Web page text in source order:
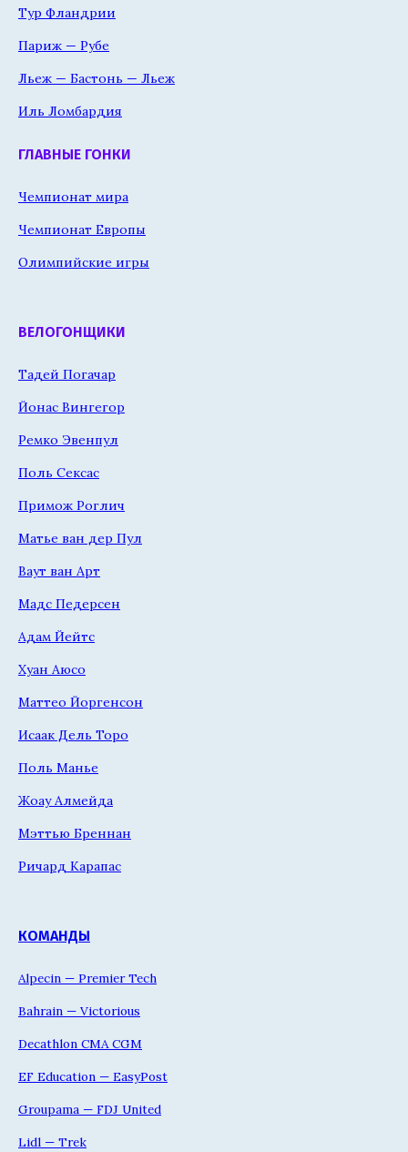
Тур Фландрии
Париж — Рубе
Льеж — Бастонь — Льеж
Иль Ломбардия
ГЛАВНЫЕ ГОНКИ
Чемпионат мира
Чемпионат Европы
Олимпийские игры
ВЕЛОГОНЩИКИ
Тадей Погачар
Йонас Вингегор
Ремко Эвенпул
Поль Сексас
Примож Роглич
Матье ван дер Пул
Ваут ван Арт
Мадс Педерсен
Адам Йейтс
Хуан Аюсо
Маттео Йоргенсон
Исаак Дель Торо
Поль Манье
Жоау Алмейда
Мэттью Бреннан
Ричард Карапас
КОМАНДЫ
Alpecin — Premier Tech
Bahrain — Victorious
Decathlon CMA CGM
EF Education — EasyPost
Groupama — FDJ United
Lidl — Trek